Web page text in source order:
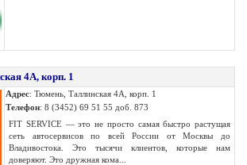
4А, корп. 1
Адрес: Тюмень, Таллинская 4А, корп. 1
Телефон: 8 (3452) 69 51 55 доб. 873
FIT SERVICE — это не просто самая быстро растущая
сеть автосервисов по всей России от Москвы до
Владивостока. Это тысячи клиентов, которые нам
доверяют. Это дружная кома...